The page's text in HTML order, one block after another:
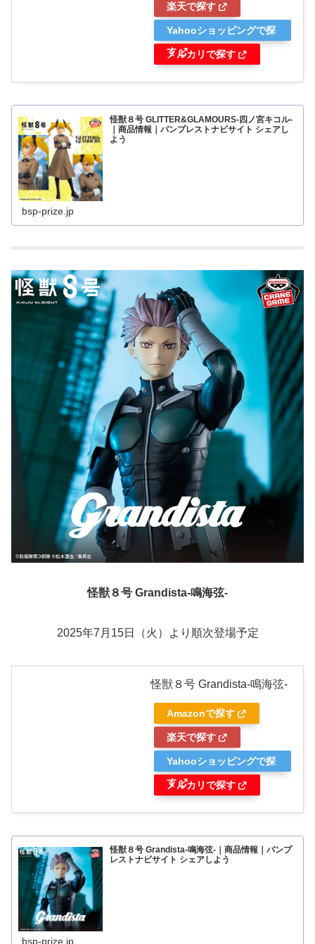
楽天で探す
Yahooショッピングで探
す
メルカリで探す
怪獣８号 GLITTER&GLAMOURS-四ノ宮キコル-
｜商品情報｜バンプレストナビサイト シェアし
よう
bsp-prize.jp
怪獣８号 Grandista-鳴海弦-
2025年7月15日（火）より順次登場予定
怪獣８号 Grandista-鳴海弦-
Amazonで探す
楽天で探す
Yahooショッピングで探
す
メルカリで探す
怪獣８号 Grandista-鳴海弦-｜商品情報｜バンプ
レストナビサイト シェアしよう
bsp-prize.jp